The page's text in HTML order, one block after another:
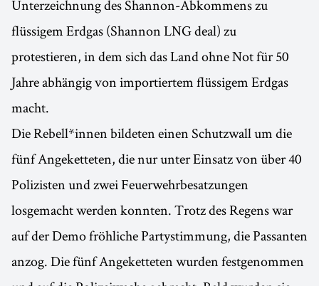
Unterzeichnung des Shannon-Abkommens zu
flüssigem Erdgas (Shannon LNG deal) zu
protestieren, in dem sich das Land ohne Not für 50
Jahre abhängig von importiertem flüssigem Erdgas
macht.
Die Rebell*innen bildeten einen Schutzwall um die
fünf Angeketteten, die nur unter Einsatz von über 40
Polizisten und zwei Feuerwehrbesatzungen
losgemacht werden konnten. Trotz des Regens war
auf der Demo fröhliche Partystimmung, die Passanten
anzog. Die fünf Angeketteten wurden festgenommen